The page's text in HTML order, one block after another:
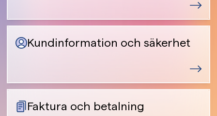
Kundinformation och säkerhet
Faktura och betalning